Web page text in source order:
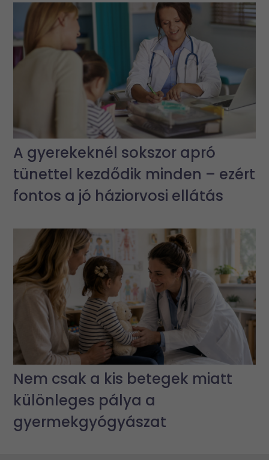
A gyerekeknél sokszor apró
tünettel kezdődik minden – ezért
fontos a jó háziorvosi ellátás
Nem csak a kis betegek miatt
különleges pálya a
gyermekgyógyászat